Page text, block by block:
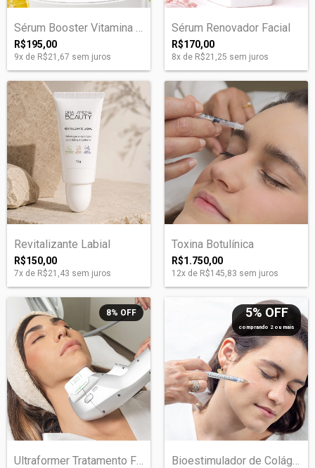
Sérum Booster Vitamina C 20%
R$195,00
9x de R$21,67 sem juros
Sérum Renovador Facial
R$170,00
8x de R$21,25 sem juros
Revitalizante Labial
R$150,00
7x de R$21,43 sem juros
Toxina Botulínica
R$1.750,00
12x de R$145,83 sem juros
8% OFF
Ultraformer Tratamento Facial (Full Face...
5% OFF
comprando 2 ou mais
Bioestimulador de Colágeno